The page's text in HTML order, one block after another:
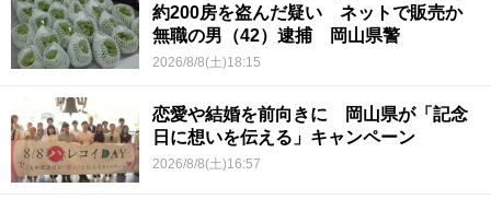
約200房を盗んだ疑い ネットで販売か
無職の男（42）逮捕 岡山県警
2026/8/8(土)18:15
恋愛や結婚を前向きに 岡山県が「記念
日に想いを伝える」キャンペーン
2026/8/8(土)16:57